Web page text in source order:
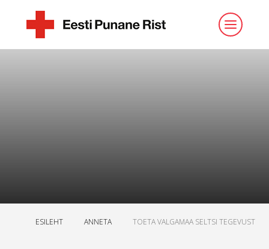
ESILEHT ANNETA TOETA VALGAMAA SELTSI TEGEVUST